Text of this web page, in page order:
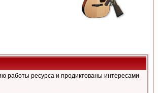
работы ресурса и продиктованы интересами